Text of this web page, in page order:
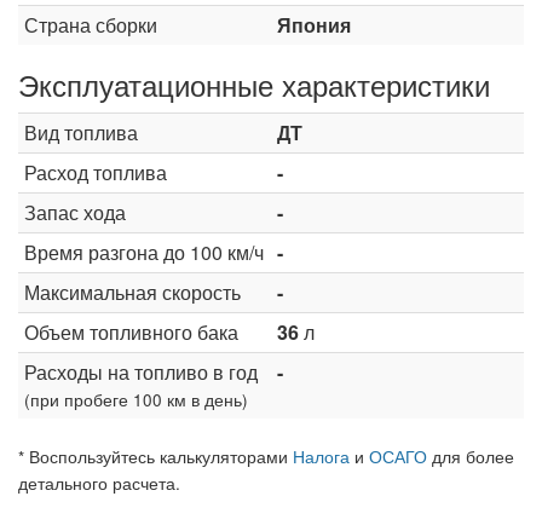
Страна сборки
Япония
Эксплуатационные характеристики
Вид топлива
ДТ
Расход топлива
-
Запас хода
-
Время разгона до 100 км/ч -
Максимальная скорость
-
Объем топливного бака
36л
Расходы на топливо в год
(при пробеге 100 км в день)
-
* Воспользуйтесь калькуляторами Налога и ОСАГО для более
детального расчета.